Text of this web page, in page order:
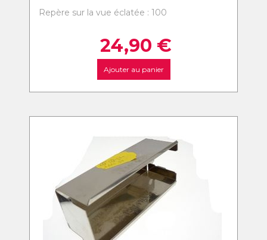
Repère sur la vue éclatée : 100
24,90 €
Ajouter au panier